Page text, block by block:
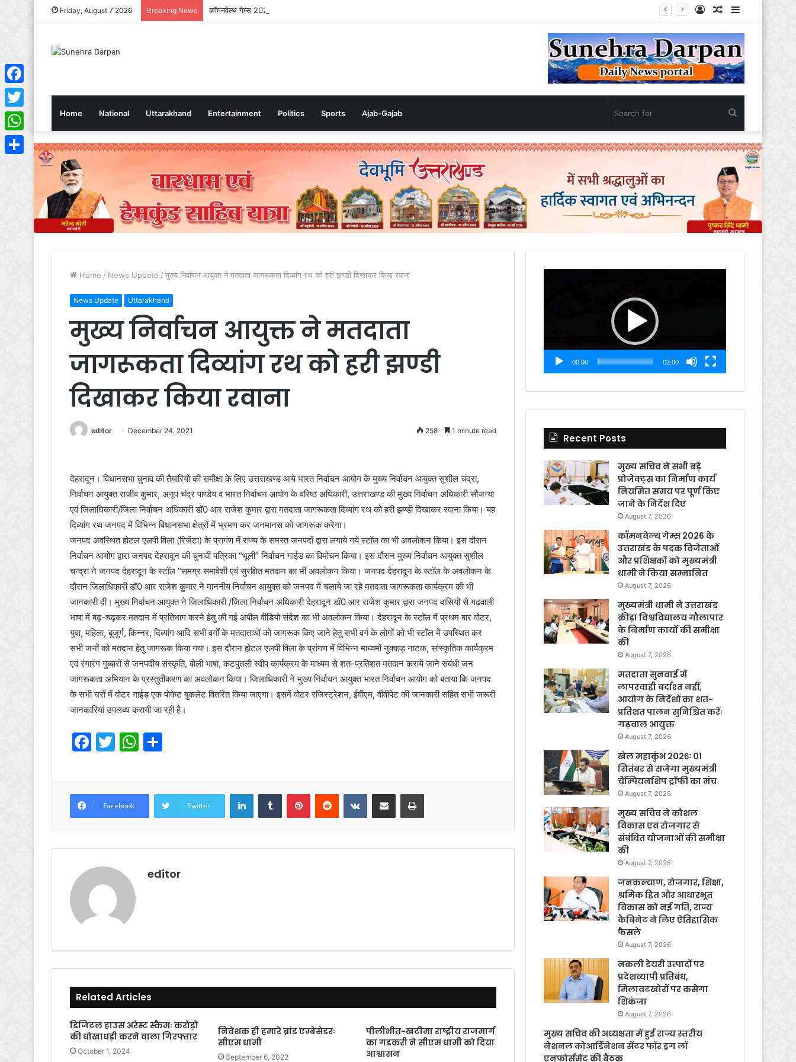
Friday, August 7 2026 Breaking News कॉमनवेल्थ गेम्स 2026 के उत्तराखंड के पदक विजेताओं और प्रशिक्षकों को मुख्यमंत्री धामी ने किया सम्मानित Sidebar
Random
Article
Log
In
Home National Uttarakhand Entertainment Politics Sports Ajab-Gajab
for
Home / News Update / मुख्य निर्वाचन आयुक्त ने मतदाता जागरूकता दिव्यांग रथ को हरी झण्डी दिखाकर किया रवाना
News Update Uttarakhand
मुख्य निर्वाचन आयुक्त ने मतदाता
जागरूकता दिव्यांग रथ को हरी झण्डी
दिखाकर किया रवाना
editor December 24, 2021 258 1 minute read
देहरादून। विधानसभा चुनाव की तैयारियों की समीक्षा के लिए उत्तराखण्ड आये भारत निर्वाचन आयोग के मुख्य निर्वाचन आयुक्त सुशील चंद्रा,
निर्वाचन आयुक्त राजीव कुमार, अनूप चंद्र पाण्डेय व भारत निर्वाचन आयोग के वरिष्ठ अधिकारी, उत्तराखण्ड की मुख्य निर्वाचन अधिकारी सौजन्या
एवं जिलाधिकारी/जिला निर्वाचन अधिकारी डॉ0 आर राजेश कुमार द्वारा मतदाता जागरूकता दिव्यांग रथ को हरी झण्डी दिखाकर रवाना किया। यह
दिव्यांग रथ जनपद में विभिन्न विधानसभा क्षेत्रों में भ्रमण कर जनमानस को जागरूक करेगा।
जनपद अवस्थित होटल एलपी विला (रिजेंटा) के प्रागंण में राज्य के समस्त जनपदों द्वारा लगाये गये स्टॉल का भी अवलोकन किया। इस दौरान
निर्वाचन आयोग द्वारा जनपद देहरादून की चुनावी पत्रिका “भूली” निर्वाचन गाईड का विमोचन किया। इस दौरान मुख्य निर्वाचन आयुक्त सुशील
चन्द्रा ने जनपद देहरादून के स्टॉल “समग्र समावेशी एवं सुरक्षित मतदान का भी अवलोकन किया। जनपद देहरादून के स्टॉल के अवलोकन के
दौरान जिलाधिकारी डॉ0 आर राजेश कुमार ने माननीय निर्वाचन आयुक्त को जनपद में चलाये जा रहे मतदाता जागरूकता कार्यक्रम की भी
जानकारी दी। मुख्य निर्वाचन आयुक्त ने जिलाधिकारी /जिला निर्वाचन अधिकारी देहरादून डॉ0 आर राजेश कुमार द्वारा जनपद वासियों से गढ़वाली
भाषा में बढ़-चढ़कर मतदान में प्रतिभाग करने हेतु की गई अपील वीडियो संदेश का भी अवलोकन किया। देहरादून के स्टॉल में प्रथम बार वोटर,
युवा, महिला, बुजुर्ग, किन्नर, दिव्यांग आदि सभी वर्गों के मतदाताओं को जागरूक किए जाने हेतु सभी वर्ग के लोगों को भी स्टॉल में उपस्थित कर
सभी जनों को मतदान हेतु जागरूक किया गया। इस दौरान होटल एलपी विला के प्रांगण में विभिन्न माध्यमों नुक्कड़ नाटक, सांस्कृतिक कार्यक्रम
एवं रंगारंग गुब्बारों से जनपदीय संस्कृति, बोली भाषा, कटपुतली स्वीप कार्यक्रम के माध्यम से शत-प्रतिशत मतदान करायें जाने संबंधी जन
जागरूकता अभियान के प्रस्तुतीकरण का अवलोकन किया। जिलाधिकारी ने मुख्य निर्वाचन आयुक्त भारत निर्वाचन आयोग को बताया कि जनपद
के सभी घरों में वोटर गाईड एक पोकेट बुकलेट वितरित किया जाएगा। इसमें वोटर रजिस्ट्रेशन, ईवीएम, वीवीपेट की जानकारी सहित सभी जरूरी
जानकारियां उपलब्ध करायी जा रही है।
F
c
e
b
o
o
k
T
itt
er
W
at
s
A
p
p
ar
e
Facebook Twitter
LinkedInTumblr PinterestReddit VKontakteShare via Email Print
editor
Related Articles
डिजिटल हाउस अरेस्ट स्कैमः करोड़ो
की धोखाधड़ी करने वाला गिरफ्तार
October 1, 2024
निवेशक ही हमारे ब्रांड एम्बेसेडरः
सीएम धामी
September 6, 2022
पीलीभीत-खटीमा राष्ट्रीय राजमार्ग
का गडकरी ने सीएम धामी को दिया
आश्वासन
00:00 02:00
Recent Posts
मुख्य सचिव ने सभी बड़े
प्रोजेक्ट्स का निर्माण कार्य
नियमित समय पर पूर्ण किए
जाने के निर्देश दिए
August 7, 2026
कॉमनवेल्थ गेम्स 2026 के
उत्तराखंड के पदक विजेताओं
और प्रशिक्षकों को मुख्यमंत्री
धामी ने किया सम्मानित
August 7, 2026
मुख्यमंत्री धामी ने उत्तराखंड
क्रीड़ा विश्वविद्यालय गौलापार
के निर्माण कार्यों की समीक्षा
की
August 7, 2026
मतदाता सुनवाई में
लापरवाही बर्दाश्त नहीं,
आयोग के निर्देशों का शत-
प्रतिशत पालन सुनिश्चित करेंः
गढ़वाल आयुक्त
August 7, 2026
खेल महाकुंभ 2026ः 01
सितंबर से सजेगा मुख्यमंत्री
चैंम्पियनशिप ट्रॉफी का मंच
August 7, 2026
मुख्य सचिव ने कौशल
विकास एवं रोजगार से
संबंधित योजनाओं की समीक्षा
की
August 7, 2026
जनकल्याण, रोजगार, शिक्षा,
श्रमिक हित और आधारभूत
विकास को नई गति, राज्य
कैबिनेट ने लिए ऐतिहासिक
फैसले
August 7, 2026
नकली डेयरी उत्पादों पर
प्रदेशव्यापी प्रतिबंध,
मिलावटखोरों पर कसेगा
शिकंजा
August 7, 2026
मुख्य सचिव की अध्यक्षता में हुई राज्य स्तरीय
नेशनल कोआर्डिनेशन सेंटर फॉर ड्रग लॉ
एनफोर्समेंट की बैठक
Facebook
Twitter
WhatsApp